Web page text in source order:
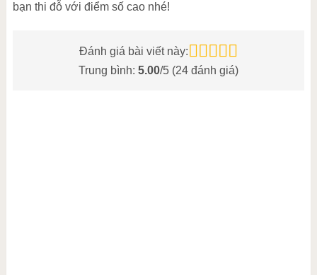
bạn thi đỗ với điểm số cao nhé!
Đánh giá bài viết này:
Trung bình: 5.00/5 (24đánh giá)